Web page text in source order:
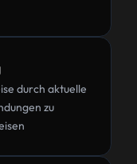
durch aktuelle
zu